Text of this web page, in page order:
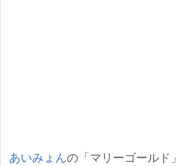
あいみょんの「マリーゴールド」